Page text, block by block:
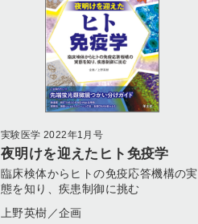
実験医学 2022年1月号
夜明けを迎えたヒト免疫学
臨床検体からヒトの免疫応答機構の実
態を知り、疾患制御に挑む
上野英樹／企画